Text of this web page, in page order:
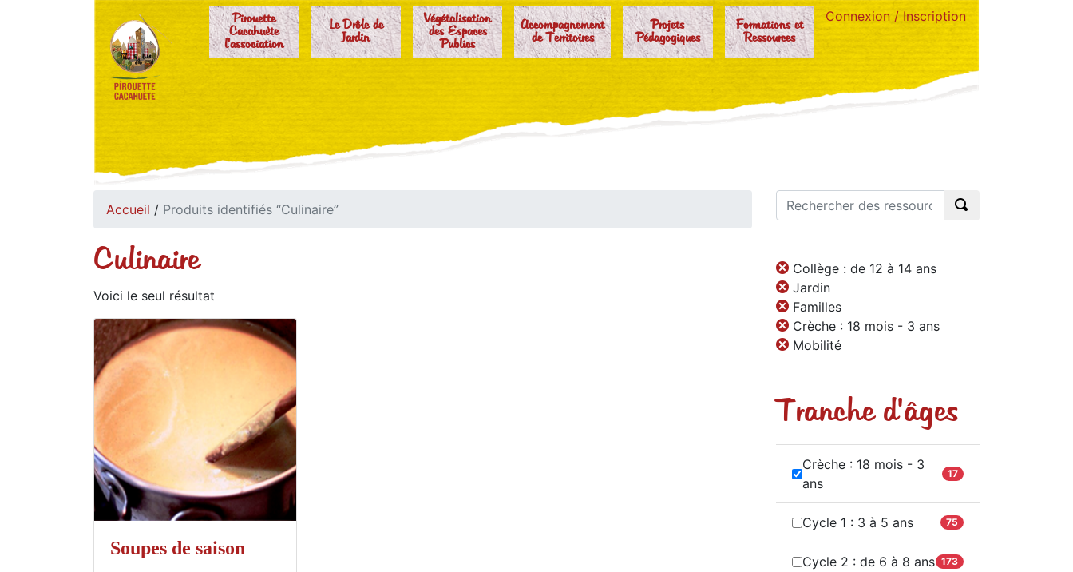
Pirouette
Cacahuète
l'association
Le Drôle de
Jardin
Végétalisation
des Espaces
Publics
Accompagnement
de Territoires
Projets
Pédagogiques
Formations et
Ressources
Connexion / Inscription
Accueil / Produits identifiés “Culinaire”
Culinaire
Voici le seul résultat
Soupes de saison
Collège : de 12 à 14 ans
Jardin
Familles
Crèche : 18 mois - 3 ans
Mobilité
Tranche d'âges
Crèche : 18 mois - 3
ans
17
Cycle 1 : 3 à 5 ans 75
Cycle 2 : de 6 à 8 ans 173